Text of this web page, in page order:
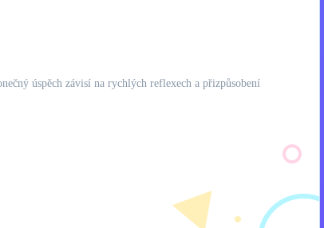
úspěch závisí na rychlých reflexech a přizpůsobení